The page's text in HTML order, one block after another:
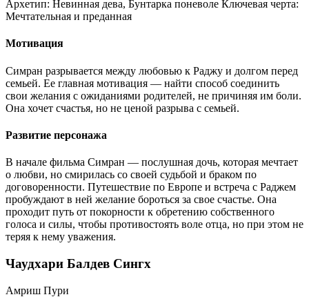
Архетип: Невинная дева, Бунтарка поневоле Ключевая черта:
Мечтательная и преданная
Мотивация
Симран разрывается между любовью к Раджу и долгом перед
семьей. Ее главная мотивация — найти способ соединить
свои желания с ожиданиями родителей, не причиняя им боли.
Она хочет счастья, но не ценой разрыва с семьей.
Развитие персонажа
В начале фильма Симран — послушная дочь, которая мечтает
о любви, но смирилась со своей судьбой и браком по
договоренности. Путешествие по Европе и встреча с Раджем
пробуждают в ней желание бороться за свое счастье. Она
проходит путь от покорности к обретению собственного
голоса и силы, чтобы противостоять воле отца, но при этом не
теряя к нему уважения.
Чаудхари Балдев Сингх
Амриш Пури